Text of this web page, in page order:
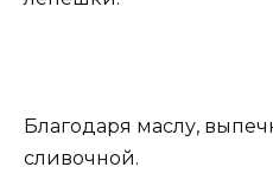
Благодаря маслу,
сливочной.